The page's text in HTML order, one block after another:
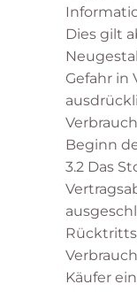
Dies gilt
Gefahr in
Beginn
3.2 Das
Käufer